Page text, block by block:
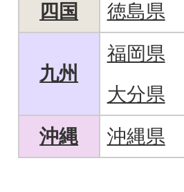
四国
徳島県
九州
福岡県
大分県
沖縄
沖縄県